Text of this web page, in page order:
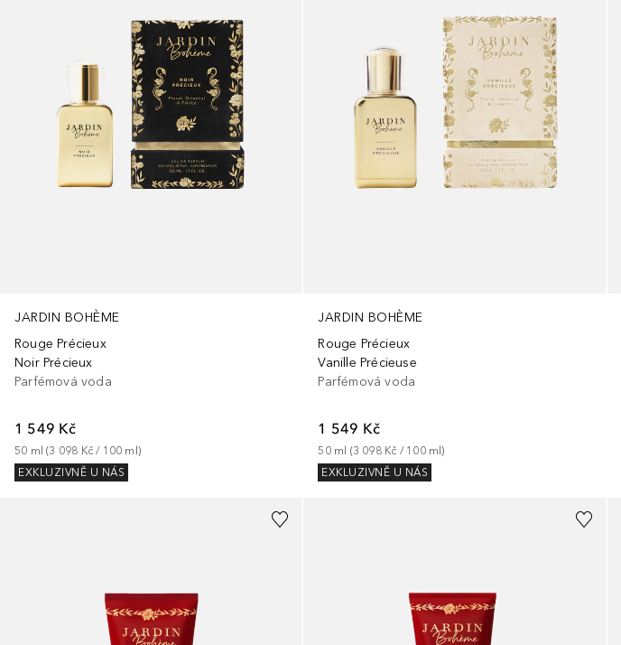
JARDIN BOHÈME
Rouge Précieux
Noir Précieux
Parfémová voda
1 549 Kč
50 ml (3 098 Kč / 100 ml)
EXKLUZIVNĚ U NÁS
JARDIN BOHÈME
Rouge Précieux
Vanille Précieuse
Parfémová voda
1 549 Kč
50 ml (3 098 Kč / 100 ml)
EXKLUZIVNĚ U NÁS